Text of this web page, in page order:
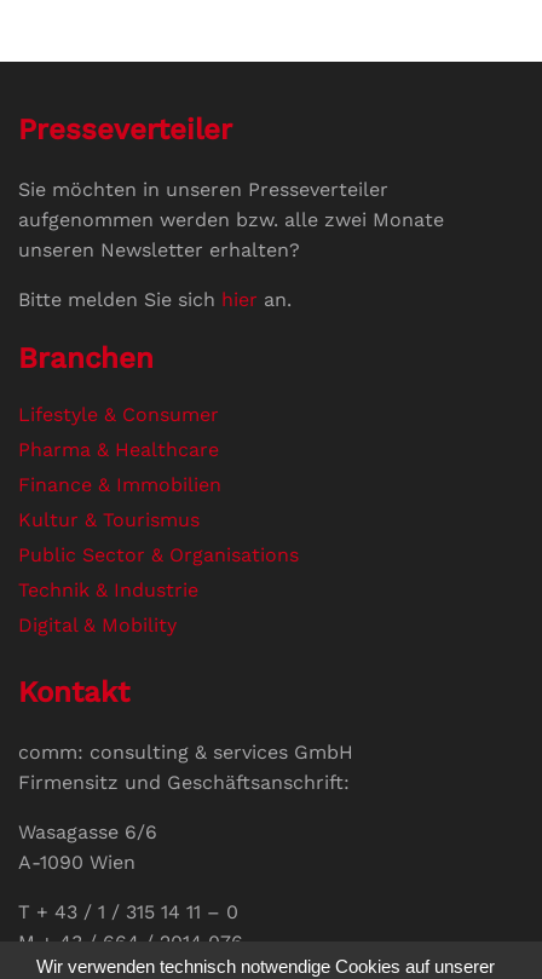
Presseverteiler
Sie möchten in unseren Presseverteiler
aufgenommen werden bzw. alle zwei Monate
unseren Newsletter erhalten?
Bitte melden Sie sich hier an.
Branchen
Lifestyle & Consumer
Pharma & Healthcare
Finance & Immobilien
Kultur & Tourismus
Public Sector & Organisations
Technik & Industrie
Digital & Mobility
Kontakt
comm: consulting & services GmbH
Firmensitz und Geschäftsanschrift:
Wasagasse 6/6
A-1090 Wien
T + 43 / 1 / 315 14 11 – 0
M + 43 / 664 / 2014 076
Wir verwenden technisch notwendige Cookies auf unserer